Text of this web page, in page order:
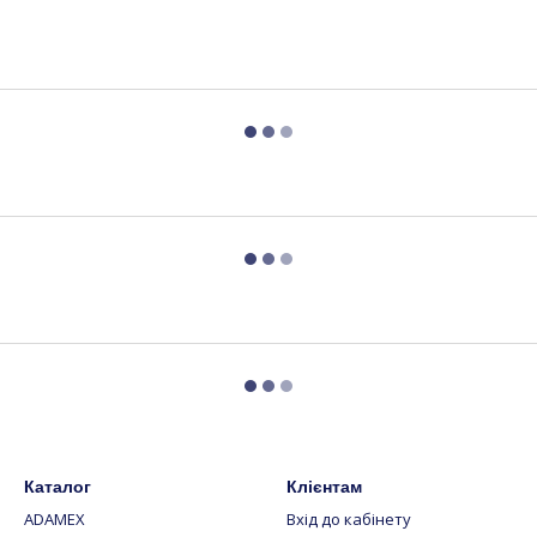
Каталог
ADAMEX
Клієнтам
Вхід до кабінету